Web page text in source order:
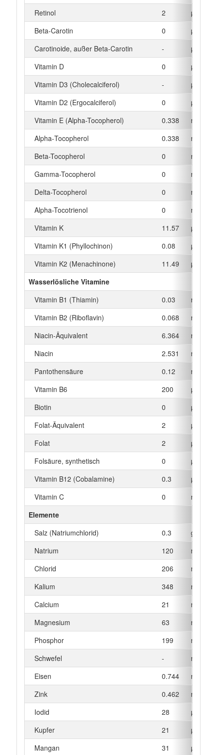
Retinol
2
µg
Beta‑Carotin
0
µg
Carotinoide, außer Beta-Carotin
-
µg
Vitamin D
0
µg
Vitamin D3 (Cholecalciferol)
-
µg
Vitamin D2 (Ergocalciferol)
0
µg
Vitamin E (Alpha-Tocopherol)
0.338
mg
Alpha‑Tocopherol
0.338
mg
Beta-Tocopherol
0
mg
Gamma-Tocopherol
0
mg
Delta-Tocopherol
0
mg
Alpha-Tocotrienol
0
mg
Vitamin K
11.57
µg
Vitamin K1 (Phyllochinon)
0.08
µg
Vitamin K2 (Menachinone)
11.49
µg
Wasserlösliche Vitamine
Vitamin B1 (Thiamin)
0.03
mg
Vitamin B2 (Riboflavin)
0.068
mg
Niacin-Äquivalent
6.364
mg
Niacin
2.531
mg
Pantothensäure
0.12
mg
Vitamin B6
200
µg
Biotin
0
µg
Folat-Äquivalent
2
µg
Folat
2
µg
Folsäure, synthetisch
0
µg
Vitamin B12 (Cobalamine)
0.3
µg
Vitamin C
0
mg
Elemente
Salz (Natriumchlorid)
0.3
g
Natrium
120
mg
Chlorid
206
mg
Kalium
348
mg
Calcium
21
mg
Magnesium
63
mg
Phosphor
199
mg
Schwefel
-
mg
Eisen
0.744
mg
Zink
0.462
mg
Iodid
28
µg
Kupfer
21
µg
Mangan
31 µg